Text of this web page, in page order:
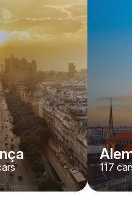
De 1500
117